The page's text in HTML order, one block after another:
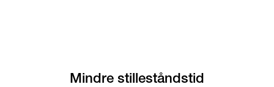
Mindre stilleståndstid